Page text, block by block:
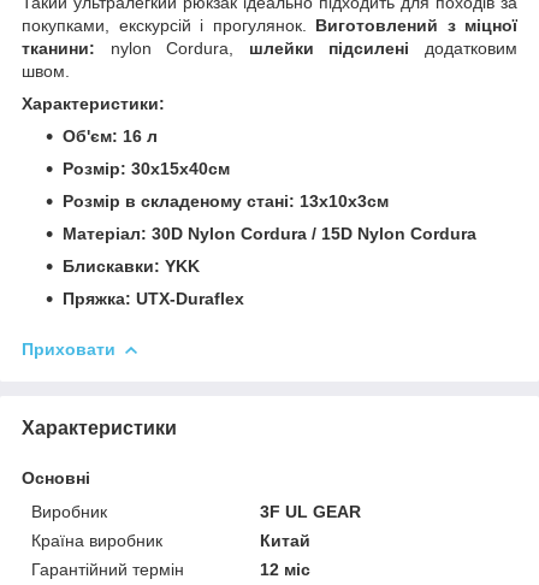
покупками, екскурсій і прогулянок. Виготовлений з міцної
тканини: nylon Cordura, шлейки підсилені додатковим
швом.
Характеристики:
Об'єм: 16 л
Розмір: 30х15х40см
Розмір в складеному стані: 13х10х3см
Матеріал: 30D Nylon Cordura / 15D Nylon Cordura
Блискавки: YKK
Пряжка: UTX-Duraflex
Приховати
Характеристики
Основні
Виробник
3F UL GEAR
Країна виробник
Китай
Гарантійний термін
12 міс